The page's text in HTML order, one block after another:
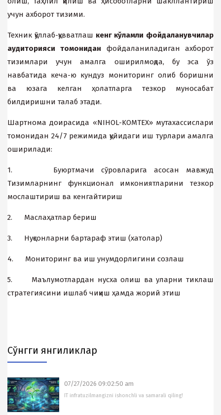
учун ахборот тизими.
Техник қўллаб-қувватлаш кенг кўламли фойдаланувчилар
аудиторияси томонидан фойдаланиладиган ахборот
тизимлари учун амалга оширилмоқда, бу эса ўз
навбатида кеча-ю кундуз мониторинг олиб боришни
ва юзага келган ҳолатларга тезкор муносабат
билдиришни талаб этади.
Шартнома доирасида «NIHOL-KOMTEX» мутахассислари
томонидан 24/7 режимида қуйидаги иш турлари амалга
оширилади:
1. Буюртмачи сўровларига асосан мавжуд
Тизимларнинг функционал имкониятларини тезкор
мослаштириш ва кенгайтириш
2. Маслаҳатлар бериш
3. Нуқсонларни бартараф этиш (хатолар)
4. Мониторинг ва иш унумдорлигини созлаш
5. Маълумотлардан нусха олиш ва уларни тиклаш
стратегиясини ишлаб чиқиш ҳамда жорий этиш
Cўнгги янгиликлар
07/27/2026 09:02:50 am
IT infratuzilmangizni ishonchli va samarali qiling!